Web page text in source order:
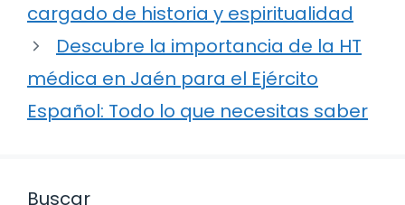
cargado de historia y espiritualidad
Descubre la importancia de la HT
médica en Jaén para el Ejército
Español: Todo lo que necesitas saber
Buscar